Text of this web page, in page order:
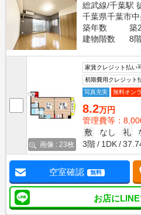
総武線/千葉駅
千葉県千葉市
築年数
築
建物階数
8
画像 : 23枚
家賃クレジット払い
初期費用クレジット
写真充実
無料オン
8.2万円
管理費等：
敷
なし 礼
3階
1DK
空室確認 無料
お店に